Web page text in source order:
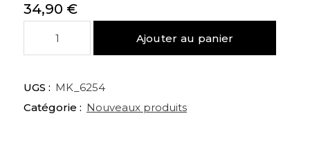
34,90 €
pour
Mac
Ajouter au panier
UGS : MK_6254
Catégorie : Nouveaux produits